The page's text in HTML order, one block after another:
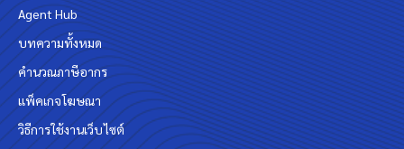
Agent Hub
บทความทั้งหมด
คำนวณภาษีอากร
แพ็คเกจโฆษณา
วิธีการใช้งานเว็บไซต์